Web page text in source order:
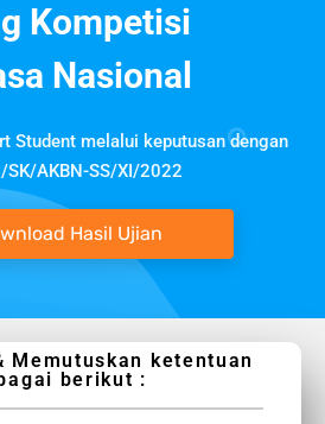
Kompetisi
Nasional
Student melalui keputusan dengan
SK/AKBN-SS/XI/2022
Hasil Ujian
Memutuskan ketentuan
berikut :